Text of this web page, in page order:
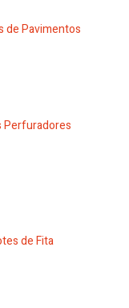
de Pavimentos
Perfuradores
de Fita